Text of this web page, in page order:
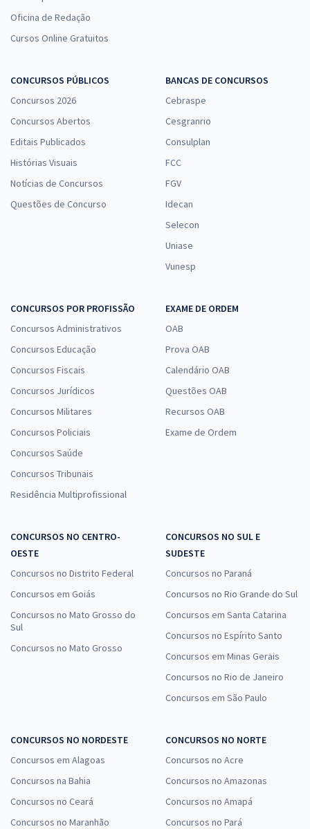
ALERJ - Assembleia Legislativa do Estado do Rio de Janeiro
- Especialista Legislativo Nível III - Administração Geral
R$ 319,84 à vista
R$ 26,65
Comprar
MPU - Administração (Treinamento Intensivo + Sprint Final
+ Diferenciais Exclusivos)
R$ 422,40 à vista
R$ 35,20
Comprar
CNU 2025 - Concurso Nacional Unificado - Bloco 9 - Área:
Nível Intermediário - Regulação
IBGE - Instituto Brasileiro de Geografia e Estatística
(Temporário) - Agente de Pesquisas e Mapeamento
R$ 28,65
Economize R$ 85,96 (-20%)
MP RJ - Ministério Público do Estado do Rio de Janeiro -
Técnico do Ministério Público - Área Administrativa
Oficina de Redação
Cursos Online Gratuitos
CONCURSOS PÚBLICOS
Concursos 2026
Concursos Abertos
Editais Publicados
Histórias Visuais
Notícias de Concursos
Questões de Concurso
BANCAS DE CONCURSOS
Cebraspe
Cesgranrio
Consulplan
FCC
FGV
Idecan
Selecon
Uniase
Vunesp
CONCURSOS POR PROFISSÃO
Concursos Administrativos
Concursos Educação
Concursos Fiscais
Concursos Jurídicos
Concursos Militares
Concursos Policiais
Concursos Saúde
Concursos Tribunais
Residência Multiprofissional
EXAME DE ORDEM
OAB
Prova OAB
Calendário OAB
Questões OAB
Recursos OAB
Exame de Ordem
CONCURSOS NO CENTRO-
OESTE
Concursos no Distrito Federal
Concursos em Goiás
Concursos no Mato Grosso do
Sul
Concursos no Mato Grosso
CONCURSOS NO SUL E
SUDESTE
Concursos no Paraná
Concursos no Rio Grande do Sul
Concursos em Santa Catarina
Concursos no Espírito Santo
Concursos em Minas Gerais
Concursos no Rio de Janeiro
Concursos em São Paulo
CONCURSOS NO NORDESTE
Concursos em Alagoas
Concursos na Bahia
Concursos no Ceará
Concursos no Maranhão
CONCURSOS NO NORTE
Concursos no Acre
Concursos no Amazonas
Concursos no Amapá
Concursos no Pará